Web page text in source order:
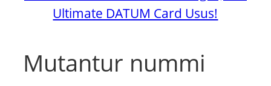
Ultimate DATUM Card Usus!
Mutantur nummi